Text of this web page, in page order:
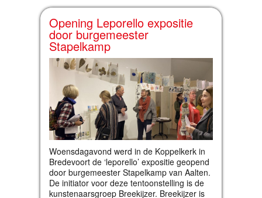
Opening Leporello expositie
door burgemeester
Stapelkamp
Woensdagavond werd in de Koppelkerk in
Bredevoort de ‘leporello’ expositie geopend
door burgemeester Stapelkamp van Aalten.
De initiator voor deze tentoonstelling is de
kunstenaarsgroep Breekijzer. Breekijzer is